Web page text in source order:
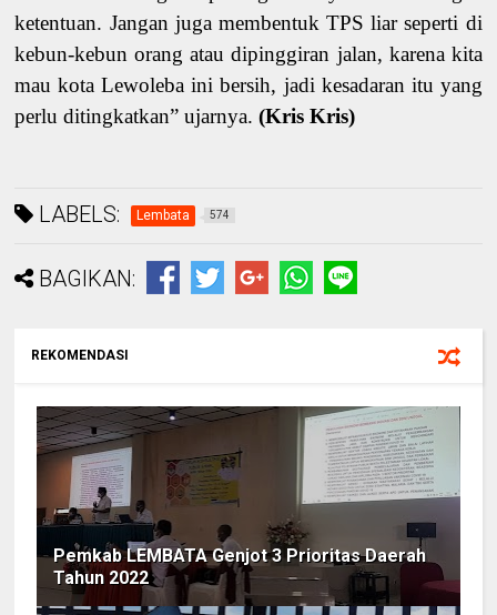
ketentuan. Jangan juga membentuk TPS liar seperti di
kebun-kebun orang atau dipinggiran jalan, karena kita
mau kota Lewoleba ini bersih, jadi kesadaran itu yang
perlu ditingkatkan” ujarnya.(Kris Kris)
LABELS: Lembata 574
BAGIKAN:
REKOMENDASI
Pemkab LEMBATA Genjot 3 Prioritas Daerah
Tahun 2022